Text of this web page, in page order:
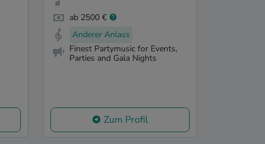
ab 2500 €
Anderer Anlass
Finest Partymusic for Events,
Parties and Gala Nights
Zum Profil